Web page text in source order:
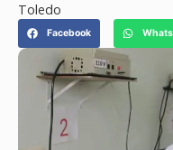
Toledo
Facebook